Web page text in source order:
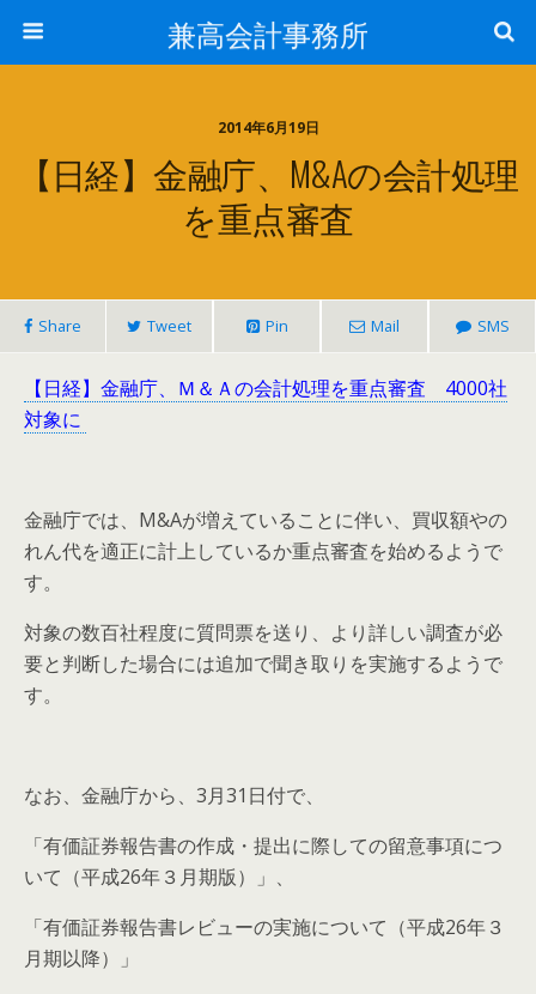
兼高会計事務所
2014年6月19日
【日経】金融庁、M&Aの会計処理
を重点審査
Share Tweet Pin Mail SMS
【日経】金融庁、Ｍ＆Ａの会計処理を重点審査 4000社
対象に
金融庁では、M&Aが増えていることに伴い、買収額やの
れん代を適正に計上しているか重点審査を始めるようで
す。
対象の数百社程度に質問票を送り、より詳しい調査が必
要と判断した場合には追加で聞き取りを実施するようで
す。
なお、金融庁から、3月31日付で、
「有価証券報告書の作成・提出に際しての留意事項につ
いて（平成26年３月期版）」、
「有価証券報告書レビューの実施について（平成26年３
月期以降）」